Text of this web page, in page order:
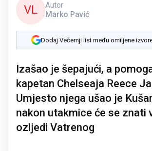
VL
Autor
Marko Pavić
Dodaj Večernji list među omiljene
Izašao je šepajući, a
kapetan Chelseaja Reece
Umjesto njega ušao je
nakon utakmice će se znati
ozljedi Vatrenog